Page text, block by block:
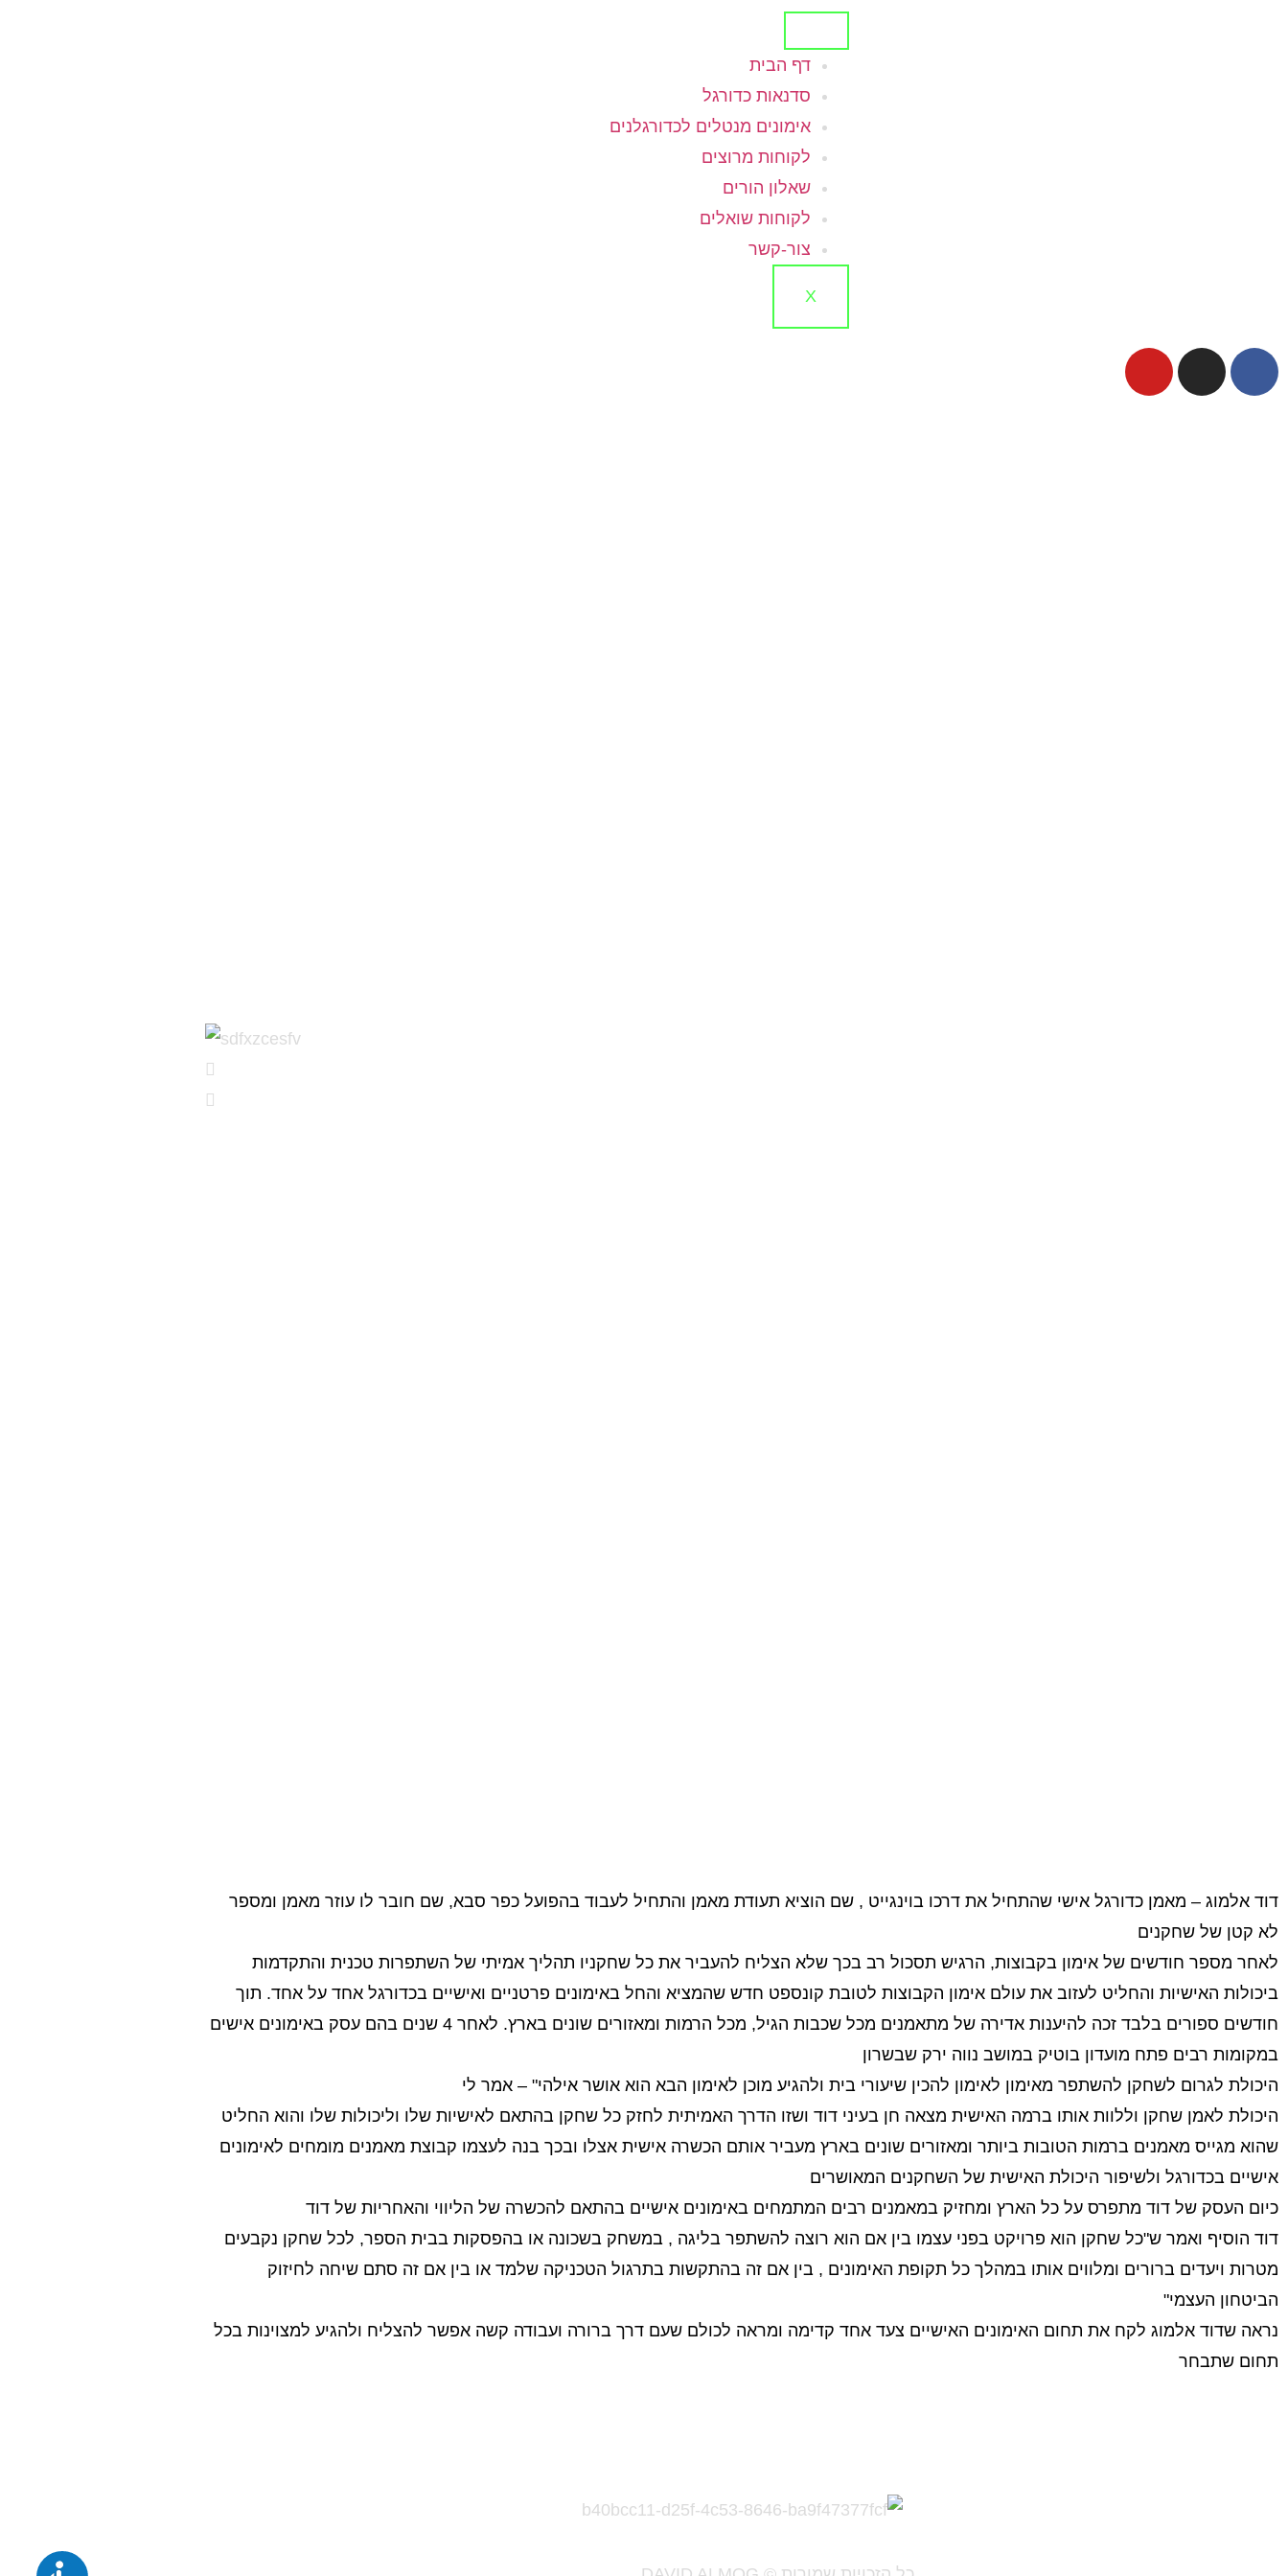
דף הבית
סדנאות כדורגל
אימונים מנטלים לכדורגלנים
לקוחות מרוצים
שאלון הורים
לקוחות שואלים
צור-קשר
X
דוד אלמוג – מאמן כדורגל אישי שהתחיל את דרכו בוינגייט , שם הוציא תעודת מאמן והתחיל לעבוד בהפועל כפר סבא, שם חובר לו עוזר מאמן ומספר
לא קטן של שחקנים
לאחר מספר חודשים של אימון בקבוצות, הרגיש תסכול רב בכך שלא הצליח להעביר את כל שחקניו תהליך אמיתי של השתפרות טכנית והתקדמות
ביכולות האישיות והחליט לעזוב את עולם אימון הקבוצות לטובת קונספט חדש שהמציא והחל באימונים פרטניים ואישיים בכדורגל אחד על אחד. תוך
חודשים ספורים בלבד זכה להיענות אדירה של מתאמנים מכל שכבות הגיל, מכל הרמות ומאזורים שונים בארץ. לאחר 4 שנים בהם עסק באימונים אישים
במקומות רבים פתח מועדון בוטיק במושב נווה ירק שבשרון
היכולת לגרום לשחקן להשתפר מאימון לאימון להכין שיעורי בית ולהגיע מוכן לאימון הבא הוא אושר אילהי" – אמר לי
היכולת לאמן שחקן וללוות אותו ברמה האישית מצאה חן בעיני דוד ושזו הדרך האמיתית לחזק כל שחקן בהתאם לאישיות שלו וליכולות שלו והוא החליט
שהוא מגייס מאמנים ברמות הטובות ביותר ומאזורים שונים בארץ מעביר אותם הכשרה אישית אצלו ובכך בנה לעצמו קבוצת מאמנים מומחים לאימונים
אישיים בכדורגל ולשיפור היכולת האישית של השחקנים המאושרים
כיום העסק של דוד מתפרס על כל הארץ ומחזיק במאמנים רבים המתמחים באימונים אישיים בהתאם להכשרה של הליווי והאחריות של דוד
דוד הוסיף ואמר ש"כל שחקן הוא פרויקט בפני עצמו בין אם הוא רוצה להשתפר בליגה , במשחק בשכונה או בהפסקות בבית הספר, לכל שחקן נקבעים
מטרות ויעדים ברורים ומלווים אותו במהלך כל תקופת האימונים , בין אם זה בהתקשות בתרגול הטכניקה שלמד או בין אם זה סתם שיחה לחיזוק
הביטחון העצמי"
נראה שדוד אלמוג לקח את תחום האימונים האישיים צעד אחד קדימה ומראה לכולם שעם דרך ברורה ועבודה קשה אפשר להצליח ולהגיע למצוינות בכל
תחום שתבחר